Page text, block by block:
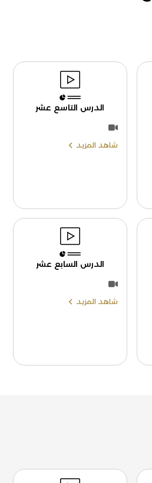
الدرس التاسع عشر
شاهد المزيد
الدرس السابع عشر
شاهد المزيد